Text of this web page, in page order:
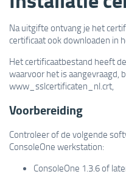
Na uitgifte ontvang je het
certificaat ook downloaden in
Het certificaatbestand heeft
waarvoor het is aangevraagd,
www_sslcertificaten_nl.crt,
Voorbereiding
Controleer of de volgende
ConsoleOne werkstation:
ConsoleOne 1.3.6 of